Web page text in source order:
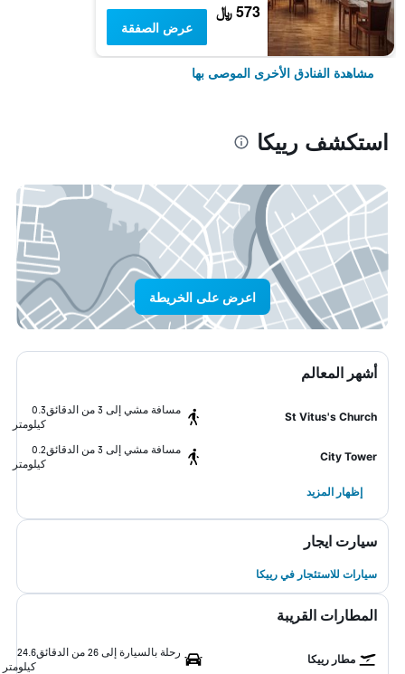
573 ﷼
عرض الصفقة
مشاهدة الفنادق الأخرى الموصى بها
استكشف رييكا
اعرض على الخريطة
أشهر المعالم
St Vitus's Church
مسافة مشي إلى 3 من الدقائق
0.3
كيلومتر
City Tower
مسافة مشي إلى 3 من الدقائق
0.2
كيلومتر
إظهار المزيد
سيارت ايجار
سيارات للاستئجار في رييكا
المطارات القريبة
مطار رييكا
رحلة بالسيارة إلى 26 من الدقائق
24.6
كيلومتر